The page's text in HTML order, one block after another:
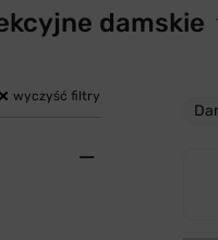
damskie
wyczyść filtry